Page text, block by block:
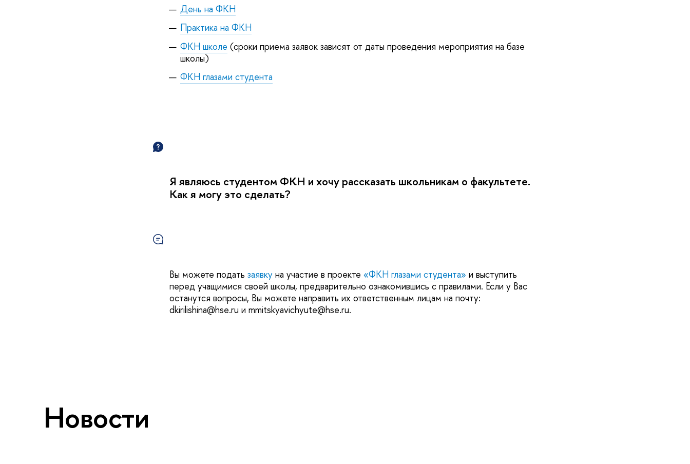
День на ФКН
Практика на ФКН
ФКН школе (сроки приема заявок зависят от даты проведения мероприятия на базе
школы)
ФКН глазами студента
Я являюсь студентом ФКН и хочу рассказать школьникам о факультете.
Как я могу это сделать?
Вы можете подать заявкуна участие в проекте «ФКН глазами студента» и выступить
перед учащимися своей школы, предварительно ознакомившись с правилами. Если у Вас
останутся вопросы, Вы можете направить их ответственным лицам на почту:
dkirilishina@hse.ru и mmitskyavichyute@hse.ru.
Новости